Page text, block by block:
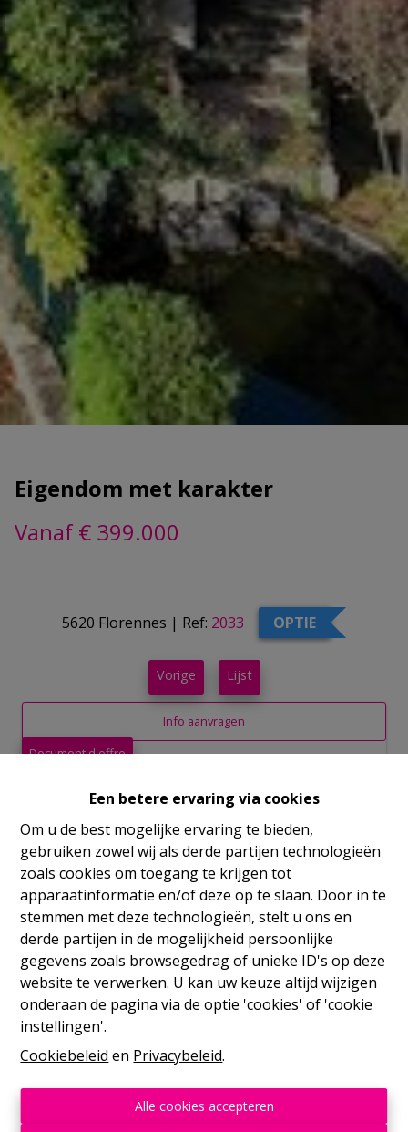
Een betere ervaring via cookies
Om u de best mogelijke ervaring te bieden,
gebruiken zowel wij als derde partijen technologieën
zoals cookies om toegang te krijgen tot
apparaatinformatie en/of deze op te slaan. Door in te
stemmen met deze technologieën, stelt u ons en
derde partijen in de mogelijkheid persoonlijke
gegevens zoals browsegedrag of unieke ID's op deze
website te verwerken. U kan uw keuze altijd wijzigen
onderaan de pagina via de optie 'cookies' of 'cookie
instellingen'.
Cookiebeleid en Privacybeleid.
Alle cookies accepteren
Eigendom met karakter
Vanaf € 399.000
5620 Florennes | Ref: 2033 OPTIE
Vorige Lijst
Info aanvragen
Document d'offre
6 2 373 m² 5
Delen
Algemeen
Omgeving